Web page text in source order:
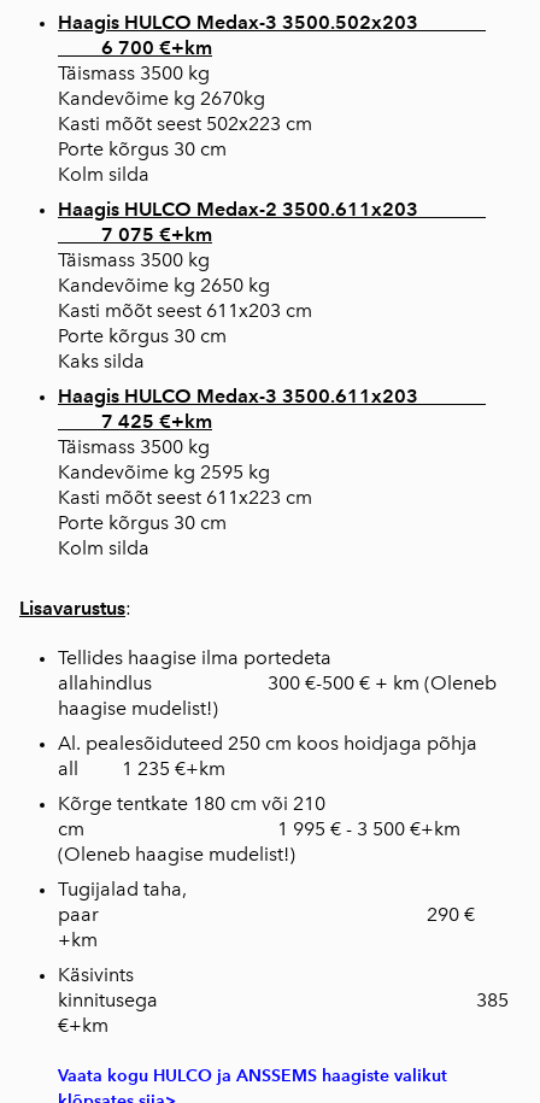
Haagis HULCO Medax-3 3500.502x203
6 700 €+km
Täismass 3500 kg
Kandevõime kg 2670kg
Kasti mõõt seest 502x223 cm
Porte kõrgus 30 cm
Kolm silda
Haagis HULCO Medax-2 3500.611x203
7 075 €+km
Täismass 3500 kg
Kandevõime kg 2650 kg
Kasti mõõt seest 611x203 cm
Porte kõrgus 30 cm
Kaks silda
Haagis HULCO Medax-3 3500.611x203
7 425 €+km
Täismass 3500 kg
Kandevõime kg 2595 kg
Kasti mõõt seest 611x223 cm
Porte kõrgus 30 cm
Kolm silda
Lisavarustus:
Tellides haagise ilma portedeta
allahindlus 300 €-500 € + km (Oleneb
haagise mudelist!)
Al. pealesõiduteed 250 cm koos hoidjaga põhja
all 1 235 €+km
Kõrge tentkate 180 cm või 210
cm 1 995 € - 3 500 €+km
(Oleneb haagise mudelist!)
Tugijalad taha,
paar 290 €
+km
Käsivints
kinnitusega 385
€+km
Vaata kogu HULCO ja ANSSEMS haagiste valikut